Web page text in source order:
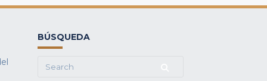
BÚSQUEDA
Search